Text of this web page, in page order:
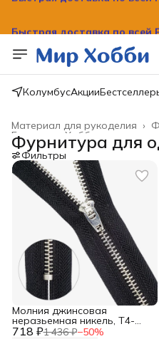
вашим домом!
КолумбусАкции
Материал для рукоделия ›
Хобби и творчество
Главная
Фурнитура для
Фильтры
718 ₽1 436 ₽−50%
Молния джинсовая
неразьемная никель, Т4-
12см, ширина 2,8 см, 10 шт/